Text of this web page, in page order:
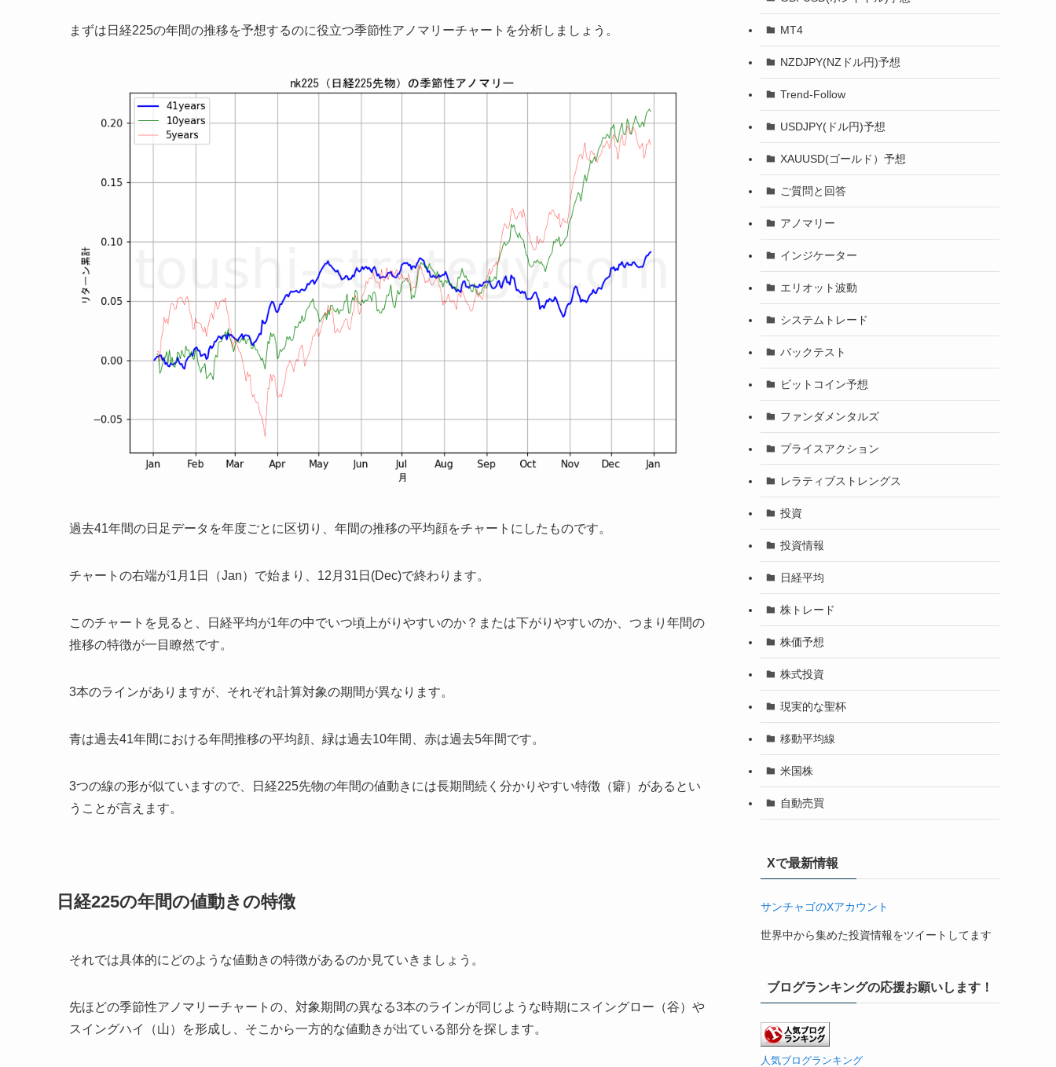
まずは日経225の年間の推移を予想するのに役立つ季節性アノマリーチャートを分析しましょう。
過去41年間の日足データを年度ごとに区切り、年間の推移の平均顔をチャートにしたものです。
チャートの右端が1月1日（Jan）で始まり、12月31日(Dec)で終わります。
このチャートを見ると、日経平均が1年の中でいつ頃上がりやすいのか？または下がりやすいのか、つまり年間の
推移の特徴が一目瞭然です。
3本のラインがありますが、それぞれ計算対象の期間が異なります。
青は過去41年間における年間推移の平均顔、緑は過去10年間、赤は過去5年間です。
3つの線の形が似ていますので、日経225先物の年間の値動きには長期間続く分かりやすい特徴（癖）があるとい
うことが言えます。
日経225の年間の値動きの特徴
それでは具体的にどのような値動きの特徴があるのか見ていきましょう。
先ほどの季節性アノマリーチャートの、対象期間の異なる3本のラインが同じような時期にスイングロー（谷）や
スイングハイ（山）を形成し、そこから一方的な値動きが出ている部分を探します。
MT4
NZDJPY(NZドル円)予想
Trend-Follow
USDJPY(ドル円)予想
XAUUSD(ゴールド）予想
ご質問と回答
アノマリー
インジケーター
エリオット波動
システムトレード
バックテスト
ビットコイン予想
ファンダメンタルズ
プライスアクション
レラティブストレングス
投資
投資情報
日経平均
株トレード
株価予想
株式投資
現実的な聖杯
移動平均線
米国株
自動売買
Xで最新情報
サンチャゴのXアカウント
世界中から集めた投資情報をツイートしてます
ブログランキングの応援お願いします！
人気ブログランキング